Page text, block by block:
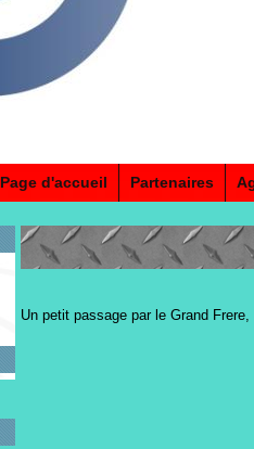
Page d'accueil Partenaires
Un petit passage par le Grand